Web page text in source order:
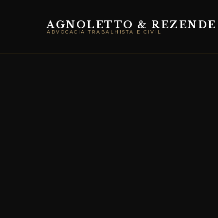
AGNOLETTO & REZENDE
ADVOCACIA TRABALHISTA E CIVIL